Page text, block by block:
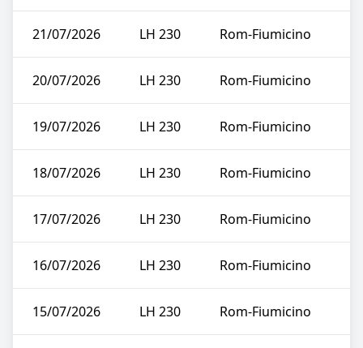
21/07/2026 LH 230 Rom-Fiumicino
20/07/2026 LH 230 Rom-Fiumicino
19/07/2026 LH 230 Rom-Fiumicino
18/07/2026 LH 230 Rom-Fiumicino
17/07/2026 LH 230 Rom-Fiumicino
16/07/2026 LH 230 Rom-Fiumicino
15/07/2026 LH 230 Rom-Fiumicino